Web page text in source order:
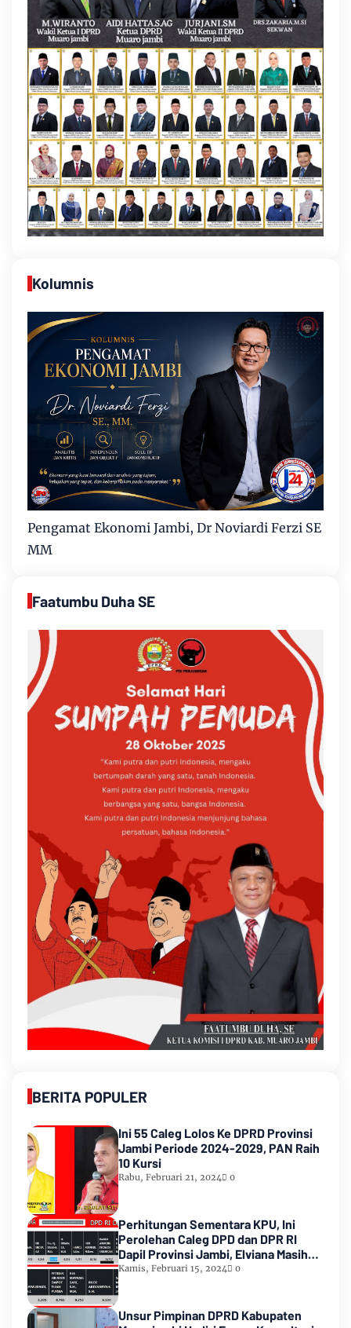
Kolumnis
Pengamat Ekonomi Jambi, Dr Noviardi Ferzi SE
MM
Faatumbu Duha SE
BERITA POPULER
Ini 55 Caleg Lolos Ke DPRD Provinsi
Jambi Periode 2024-2029, PAN Raih
10 Kursi
Rabu, Februari 21, 2024 0
Perhitungan Sementara KPU, Ini
Perolehan Caleg DPD dan DPR RI
Dapil Provinsi Jambi, Elviana Masih
Urutan Kedua Teratas
Kamis, Februari 15, 2024 0
Unsur Pimpinan DPRD Kabupaten